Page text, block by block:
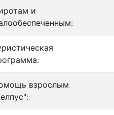
и
взрослым